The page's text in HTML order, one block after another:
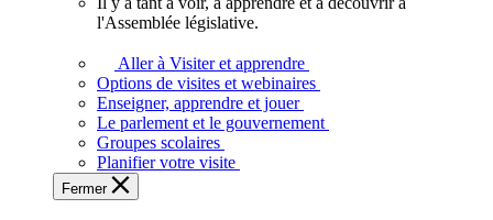
voir,
apprendre
et
à
l'Assemblée législative.
Aller à Visiter et apprendre
Options de visites et webinaires
Enseigner, apprendre et jouer
Le parlement et le gouvernement
Groupes scolaires
Planifier votre visite
Fermer